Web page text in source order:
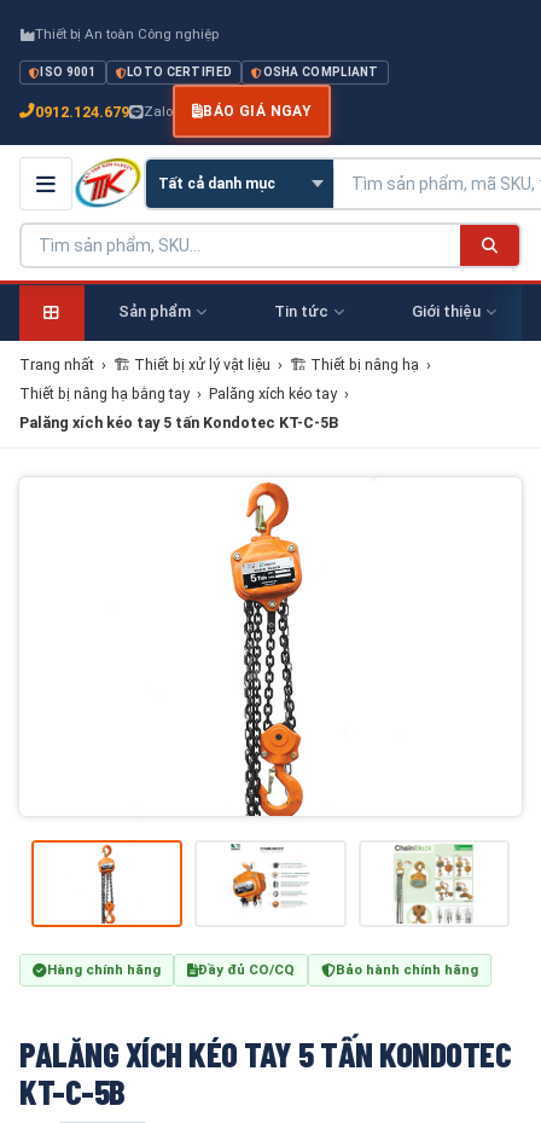
Thiết bị An toàn Công nghiệp
ISO 9001 LOTO CERTIFIED OSHA COMPLIANT
0912.124.679 Zalo BÁO GIÁ NGAY
Sản phẩm Tin tức Giới thiệu
Trang nhất › 🏗 Thiết bị xử lý vật liệu › 🏗 Thiết bị nâng hạ ›
Thiết bị nâng hạ bằng tay › Palăng xích kéo tay ›
Palăng xích kéo tay 5 tấn Kondotec KT-C-5B
Hàng chính hãng Đầy đủ CO/CQ Bảo hành chính hãng
PALĂNG XÍCH KÉO TAY 5 TẤN KONDOTEC
KT-C-5B